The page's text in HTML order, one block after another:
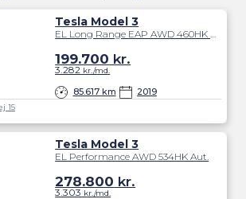
Tesla Model 3
85.617 km 2019
199.700 kr.
3.282 kr./md.
15
Tesla Model 3
EL Performance AWD 534HK Aut.
278.800 kr.
3.303 kr./md.